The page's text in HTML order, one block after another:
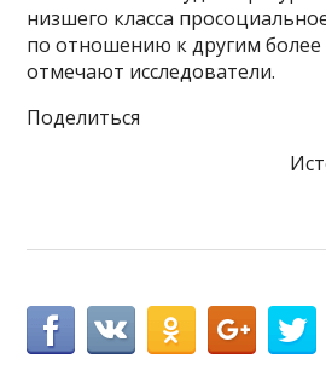
низшего класса
по отношению к другим
отмечают исследователи.
Поделиться